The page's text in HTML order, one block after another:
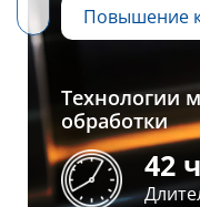
Повышение
Технологии
обработки
42